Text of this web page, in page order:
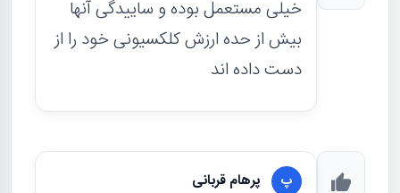
خیلی مستعمل بوده و ساییدگی آنها
بیش از حده ارزش کلکسیونی خود را از
دست داده اند
پ پرهام قربانی